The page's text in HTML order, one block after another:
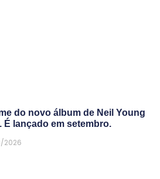
do novo álbum de Neil Young
É lançado em setembro.
2026